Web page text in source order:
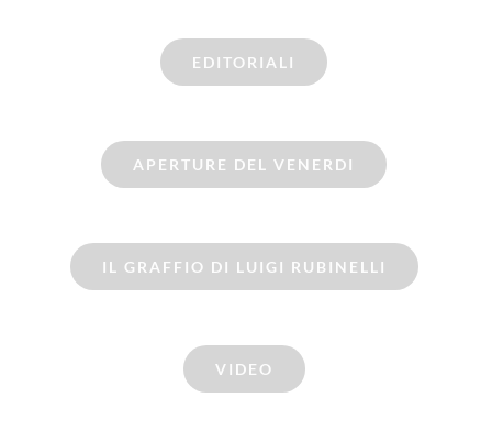
EDITORIALI
APERTURE DEL VENERDI
IL GRAFFIO DI LUIGI RUBINELLI
VIDEO